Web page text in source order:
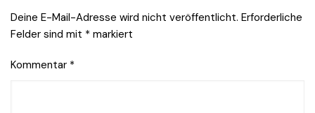
Deine E-Mail-Adresse wird nicht veröffentlicht. Erforderliche
Felder sind mit * markiert
Kommentar *